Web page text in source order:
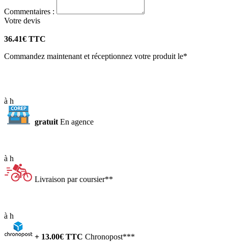
Commentaires :
Votre devis
36.41€ TTC
Commandez maintenant et réceptionnez votre produit le*
à h
gratuit En agence
à h
Livraison par coursier**
à h
+ 13.00€ TTC Chronopost***